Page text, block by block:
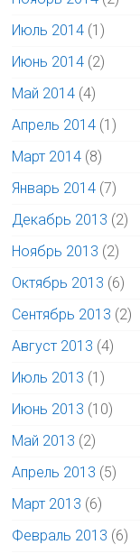
Июль 2014 (1)
Июнь 2014 (2)
Май 2014 (4)
Апрель 2014 (1)
Март 2014 (8)
Январь 2014 (7)
Декабрь 2013 (2)
Ноябрь 2013 (2)
Октябрь 2013 (6)
Сентябрь 2013 (2)
Август 2013 (4)
Июль 2013 (1)
Июнь 2013 (10)
Май 2013 (2)
Апрель 2013 (5)
Март 2013 (6)
Февраль 2013 (6)